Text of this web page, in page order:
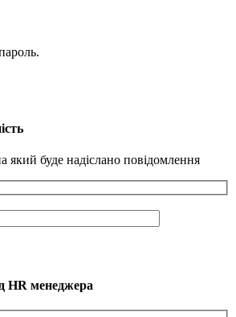
який буде надіслано повідомлення
HR менеджера